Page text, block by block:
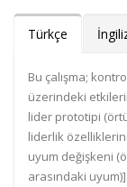
Türkçe
Bu çalışma;
üzerindeki
lider prototipi
liderlik
uyum değişkeni
arasındaki